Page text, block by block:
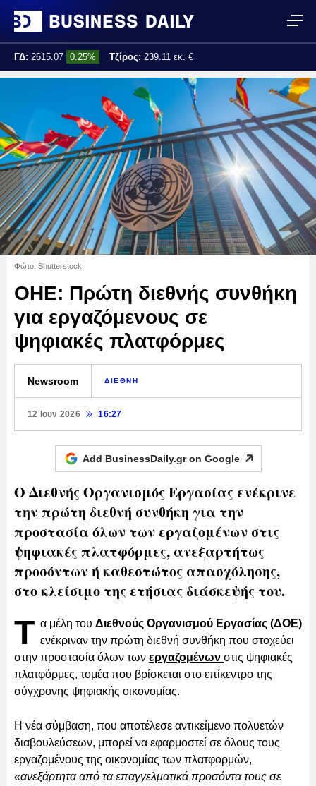
ΓΔ: 2615.07 0.25% Τζίρος: 239.11 εκ. €
Φώτο: Shutterstock
ΟΗΕ: Πρώτη διεθνής συνθήκη
για εργαζόμενους σε
ψηφιακές πλατφόρμες
Newsroom ΔΙΕΘΝΗ
12 Ιουν 2026 16:27
Add BusinessDaily.gr on Google
Ο Διεθνής Οργανισμός Εργασίας ενέκρινε
την πρώτη διεθνή συνθήκη για την
προστασία όλων των εργαζομένων στις
ψηφιακές πλατφόρμες, ανεξαρτήτως
προσόντων ή καθεστώτος απασχόλησης,
στο κλείσιμο της ετήσιας διάσκεψής του.
Τ α μέλη του Διεθνούς Οργανισμού Εργασίας (ΔΟΕ)
ενέκριναν την πρώτη διεθνή συνθήκη που στοχεύει
στην προστασία όλων των εργαζομένων στις ψηφιακές
πλατφόρμες, τομέα που βρίσκεται στο επίκεντρο της
σύγχρονης ψηφιακής οικονομίας.
Η νέα σύμβαση, που αποτέλεσε αντικείμενο πολυετών
διαβουλεύσεων, μπορεί να εφαρμοστεί σε όλους τους
εργαζομένους της οικονομίας των πλατφορμών,
«ανεξάρτητα από τα επαγγελματικά προσόντα τους σε